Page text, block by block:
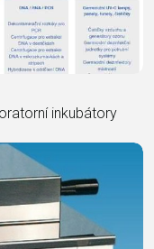
inkubátory